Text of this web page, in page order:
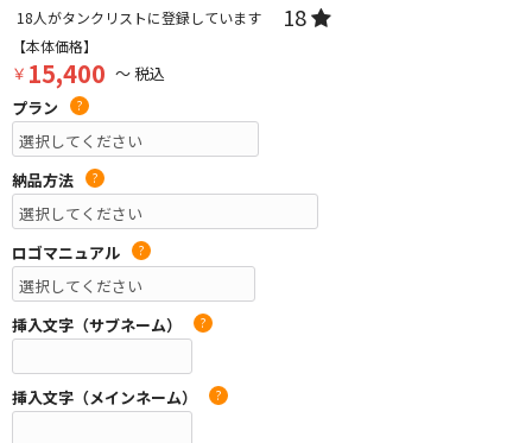
18人がタンクリストに登録しています 18
【本体価格】
￥ 15,400 ～ 税込
プラン
?
納品方法 ?
ロゴマニュアル ?
挿入文字（サブネーム） ?
挿入文字（メインネーム） ?